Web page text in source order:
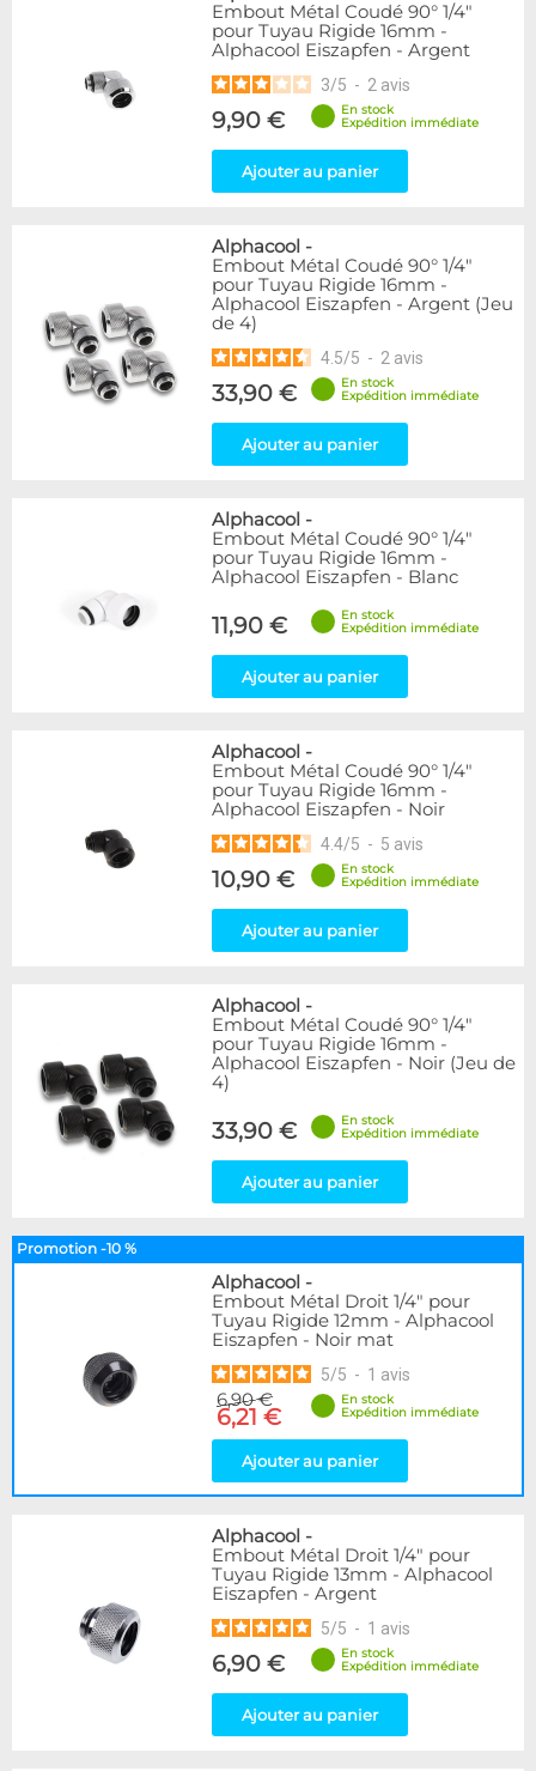
Embout Métal Coudé 90° 1/4"
pour Tuyau Rigide 16mm -
Alphacool Eiszapfen - Argent
3/5 - 2 avis
9,90 €
En stock
Expédition immédiate
Ajouter au panier
Alphacool -
Embout Métal Coudé 90° 1/4"
pour Tuyau Rigide 16mm -
Alphacool Eiszapfen - Argent (Jeu
de 4)
4.5/5 - 2 avis
33,90 €
En stock
Expédition immédiate
Ajouter au panier
Alphacool -
Embout Métal Coudé 90° 1/4"
pour Tuyau Rigide 16mm -
Alphacool Eiszapfen - Blanc
11,90 €
En stock
Expédition immédiate
Ajouter au panier
Alphacool -
Embout Métal Coudé 90° 1/4"
pour Tuyau Rigide 16mm -
Alphacool Eiszapfen - Noir
4.4/5 - 5 avis
10,90 €
En stock
Expédition immédiate
Ajouter au panier
Alphacool -
Embout Métal Coudé 90° 1/4"
pour Tuyau Rigide 16mm -
Alphacool Eiszapfen - Noir (Jeu de
4)
33,90 €
En stock
Expédition immédiate
Ajouter au panier
Promotion -10 %
Alphacool -
Embout Métal Droit 1/4" pour
Tuyau Rigide 12mm - Alphacool
Eiszapfen - Noir mat
5/5 - 1 avis
6,90 €
6,21 €
En stock
Expédition immédiate
Ajouter au panier
Alphacool -
Embout Métal Droit 1/4" pour
Tuyau Rigide 13mm - Alphacool
Eiszapfen - Argent
5/5 - 1 avis
6,90 €
En stock
Expédition immédiate
Ajouter au panier